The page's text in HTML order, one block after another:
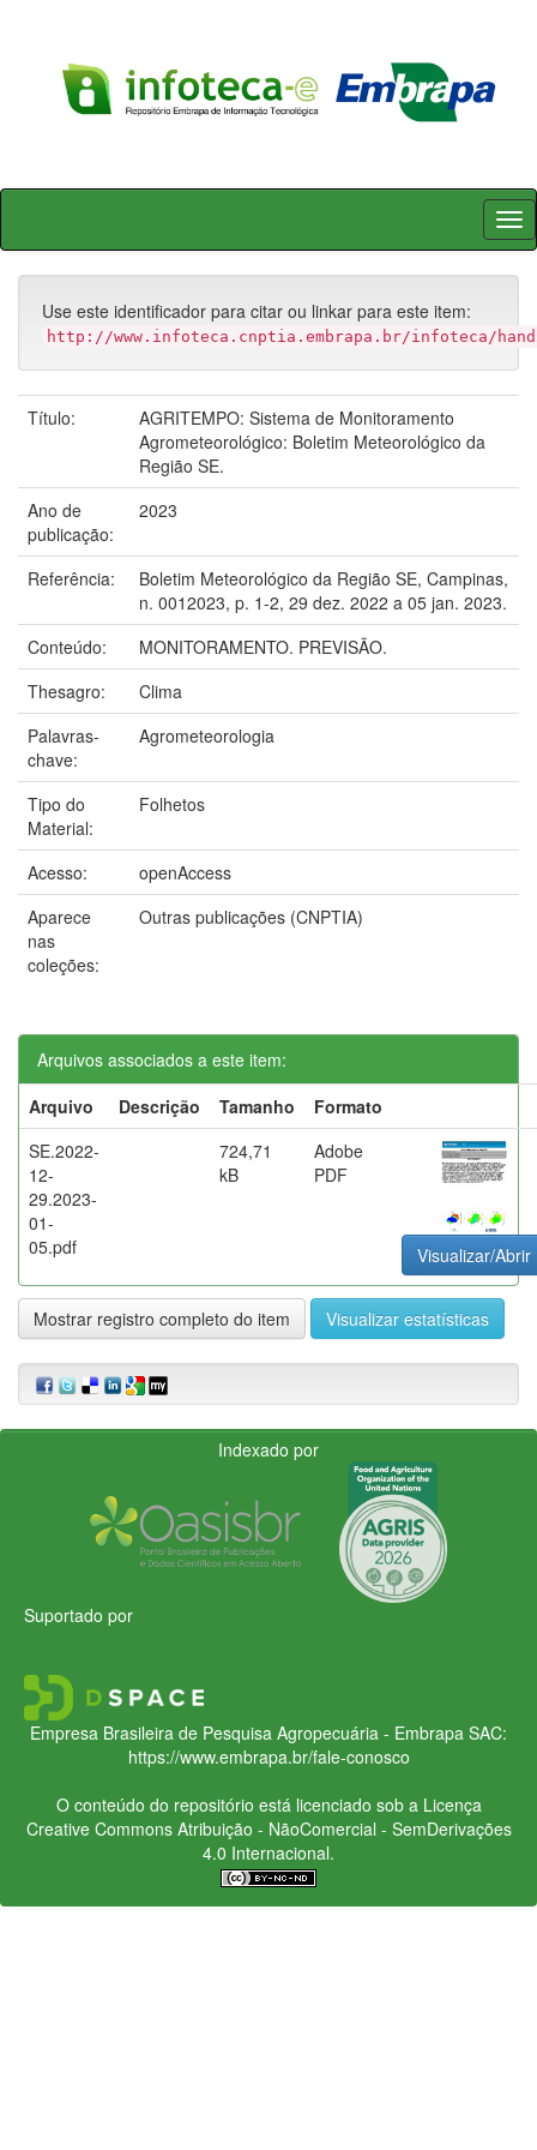
Skip
Use este identificador para citar ou linkar para este item:
http://www.infoteca.cnptia.embrapa.br/infoteca/
Título:
AGRITEMPO: Sistema de Monitoramento
Agrometeorológico: Boletim Meteorológico da
Região SE.
Ano de
publicação:
2023
Referência:
Boletim Meteorológico da Região SE, Campinas,
n. 0012023, p. 1-2, 29 dez. 2022 a 05 jan. 2023.
Conteúdo:
MONITORAMENTO. PREVISÃO.
Thesagro:
Clima
Palavras-
chave:
Agrometeorologia
Tipo do
Material:
Folhetos
Acesso:
openAccess
Aparece
nas
coleções:
Outras publicações (CNPTIA)
Arquivos associados a este item:
Arquivo
Descrição Tamanho
Formato
SE.2022-
12-
29.2023-
01-
05.pdf
724,71
kB
Adobe
PDF
Visualizar/Abrir
Mostrar registro completo do item Visualizar estatísticas
Indexado por
Suportado por
Empresa Brasileira de Pesquisa Agropecuária - Embrapa SAC:
https://www.embrapa.br/fale-conosco
O conteúdo do repositório está licenciado sob a Licença
Creative CommonsAtribuição - NãoComercial - SemDerivações
4.0 Internacional.